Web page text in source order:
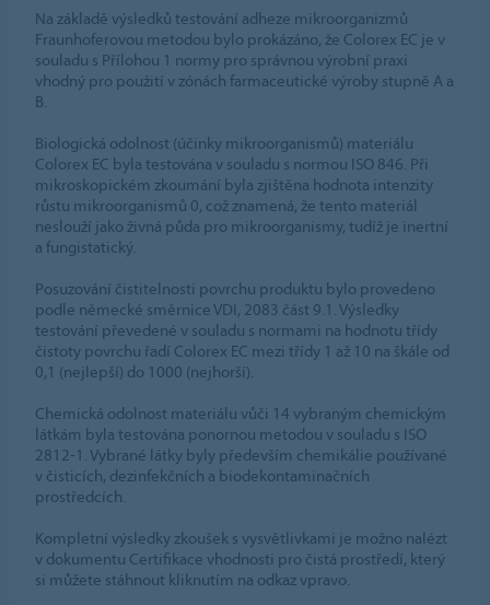
Na základě výsledků testování adheze mikroorganizmů
Fraunhoferovou metodou bylo prokázáno, že Colorex EC je v
souladu s Přílohou 1 normy pro správnou výrobní praxi
vhodný pro použití v zónách farmaceutické výroby stupně A a
B.
Biologická odolnost (účinky mikroorganismů) materiálu
Colorex EC byla testována v souladu s normou ISO 846. Při
mikroskopickém zkoumání byla zjištěna hodnota intenzity
růstu mikroorganismů 0, což znamená, že tento materiál
neslouží jako živná půda pro mikroorganismy, tudíž je inertní
a fungistatický.
Posuzování čistitelnosti povrchu produktu bylo provedeno
podle německé směrnice VDI, 2083 část 9.1. Výsledky
testování převedené v souladu s normami na hodnotu třídy
čistoty povrchu řadí Colorex EC mezi třídy 1 až 10 na škále od
0,1 (nejlepší) do 1000 (nejhorší).
Chemická odolnost materiálu vůči 14 vybraným chemickým
látkám byla testována ponornou metodou v souladu s ISO
2812-1. Vybrané látky byly především chemikálie používané
v čisticích, dezinfekčních a biodekontaminačních
prostředcích.
Kompletní výsledky zkoušek s vysvětlivkami je možno nalézt
v dokumentu Certifikace vhodnosti pro čistá prostředí, který
si můžete stáhnout kliknutím na odkaz vpravo.